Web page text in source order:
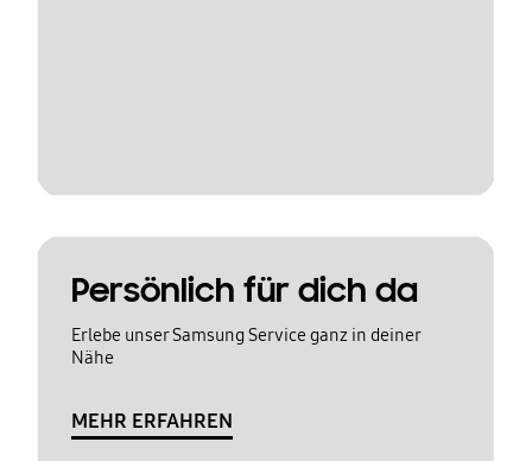
Persönlich für dich da
Erlebe unser Samsung Service ganz in deiner
Nähe
MEHR ERFAHREN